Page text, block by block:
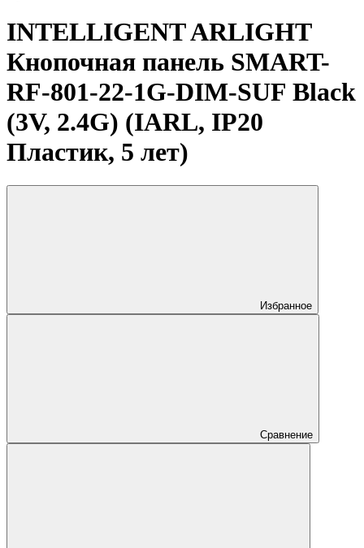
INTELLIGENT ARLIGHT
Кнопочная панель SMART-
RF-801-22-1G-DIM-SUF Black
(3V, 2.4G) (IARL, IP20
Пластик, 5 лет)
Избранное
Сравнение